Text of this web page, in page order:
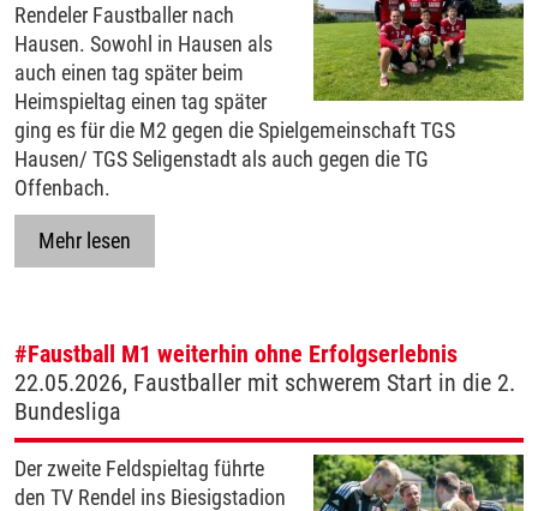
Rendeler Faustballer nach
Hausen. Sowohl in Hausen als
auch einen tag später beim
Heimspieltag einen tag später
ging es für die M2 gegen die Spielgemeinschaft TGS
Hausen/ TGS Seligenstadt als auch gegen die TG
Offenbach.
Mehr lesen
#Faustball M1 weiterhin ohne Erfolgserlebnis
22.05.2026, Faustballer mit schwerem Start in die 2.
Bundesliga
Der zweite Feldspieltag führte
den TV Rendel ins Biesigstadion